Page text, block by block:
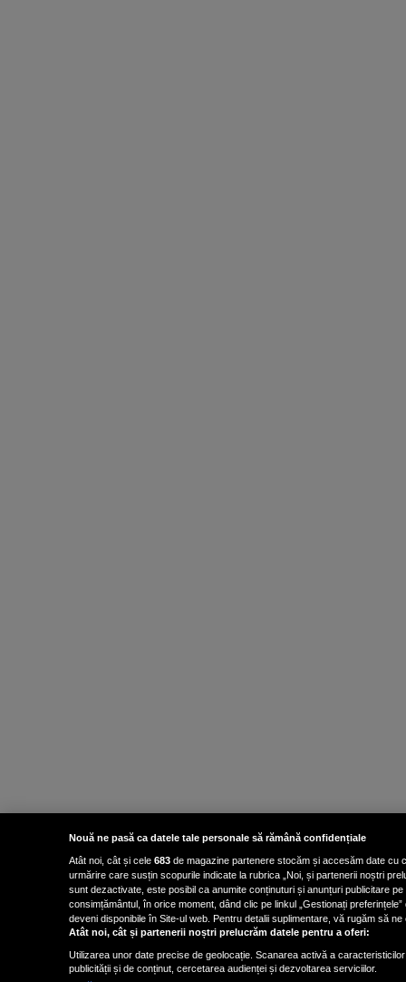
Nouă ne pasă ca datele tale personale să rămână confidențiale
Atât noi, cât și cele 683 de magazine partenere stocăm și accesăm date cu
urmărire care susțin scopurile indicate la rubrica „Noi, și partenerii noștri
sunt dezactivate, este posibil ca anumite conținuturi și anunțuri publicitare
consimțământul, în orice moment, dând clic pe linkul „Gestionați
deveni disponibile în Site-ul web. Pentru detalii suplimentare, vă rugăm să
Atât noi, cât și partenerii noștri prelucrăm datele pentru a oferi:
Utilizarea unor date precise de geolocație. Scanarea activă a
publicității și de conținut, cercetarea audienței și dezvoltarea serviciilor.